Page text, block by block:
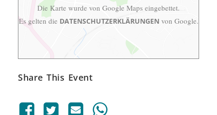
Die Karte wurde von Google Maps eingebettet.
Es gelten die DATENSCHUTZERKLÄRUNGEN von Google.
Share This Event